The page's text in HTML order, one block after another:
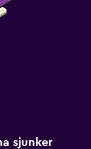
sjunker